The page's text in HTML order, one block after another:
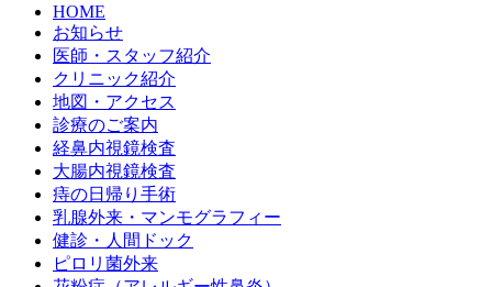
HOME
お知らせ
医師・スタッフ紹介
クリニック紹介
地図・アクセス
診療のご案内
経鼻内視鏡検査
大腸内視鏡検査
痔の日帰り手術
乳腺外来・マンモグラフィー
健診・人間ドック
ピロリ菌外来